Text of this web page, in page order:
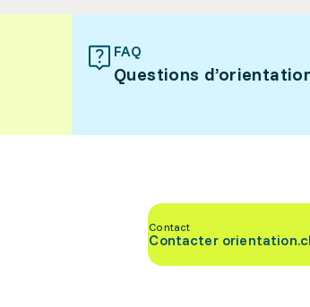
FAQ
Questions
Contact
Contacter